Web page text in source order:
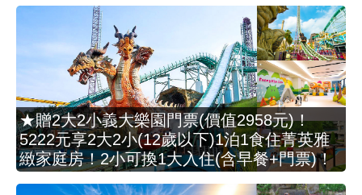
★贈2大2小義大樂園門票(價值2958元)！
5222元享2大2小(12歲以下)1泊1食住菁英雅
緻家庭房！2小可換1大入住(含早餐+門票)！